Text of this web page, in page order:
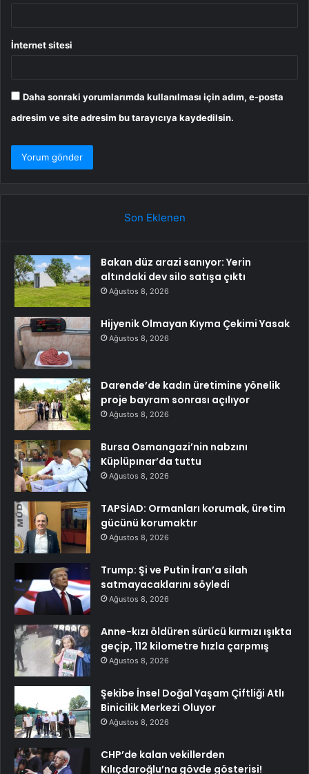
İnternet sitesi
Daha sonraki yorumlarımda kullanılması için adım, e-posta
adresim ve site adresim bu tarayıcıya kaydedilsin.
Son Eklenen
Bakan düz arazi sanıyor: Yerin
altındaki dev silo satışa çıktı
Ağustos 8, 2026
Hijyenik Olmayan Kıyma Çekimi Yasak
Ağustos 8, 2026
Darende’de kadın üretimine yönelik
proje bayram sonrası açılıyor
Ağustos 8, 2026
Bursa Osmangazi’nin nabzını
Küplüpınar’da tuttu
Ağustos 8, 2026
TAPSİAD: Ormanları korumak, üretim
gücünü korumaktır
Ağustos 8, 2026
Trump: Şi ve Putin İran’a silah
satmayacaklarını söyledi
Ağustos 8, 2026
Anne-kızı öldüren sürücü kırmızı ışıkta
geçip, 112 kilometre hızla çarpmış
Ağustos 8, 2026
Şekibe İnsel Doğal Yaşam Çiftliği Atlı
Binicilik Merkezi Oluyor
Ağustos 8, 2026
CHP’de kalan vekillerden
Kılıçdaroğlu’na gövde gösterisi!